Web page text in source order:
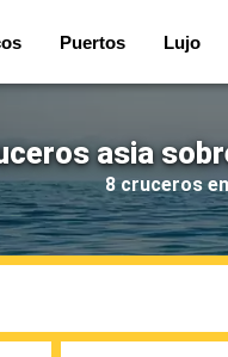
Puertos Lujo
asia
8 cruceros